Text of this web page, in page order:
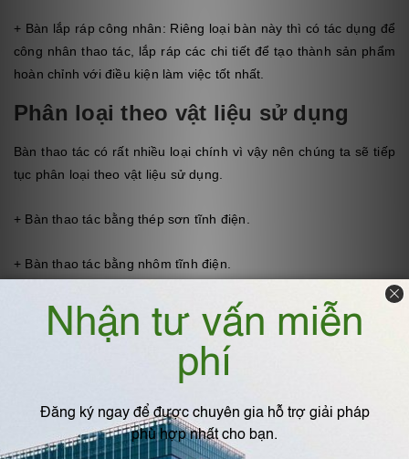
+ Bàn lắp ráp công nhân: Riêng loại bàn này thì có tác dụng để
công nhân thao tác, lắp ráp các chi tiết để tạo thành sản phẩm
hoàn chỉnh với điều kiện làm việc tốt nhất.
Phân loại theo vật liệu sử dụng
Bàn thao tác có rất nhiều loại chính vì vậy nên chúng ta sẽ tiếp
tục phân loại theo vật liệu sử dụng.
+ Bàn thao tác bằng thép sơn tĩnh điện.
+ Bàn thao tác bằng nhôm tĩnh điện.
+ Bàn thao tác bằng thép inox.
Có thể thấy bàn thao tác có rất nhiều những công dụng trong
việc sản xuất công nghiệp hay tại các nhà máy, nhà xưởng.
hợp với nhu cầu cũng như mục đích sử dụng của từng nhà
xưởng, doanh nghiệp. Vậy nên bạn sẽ có rất nhiều những lựa